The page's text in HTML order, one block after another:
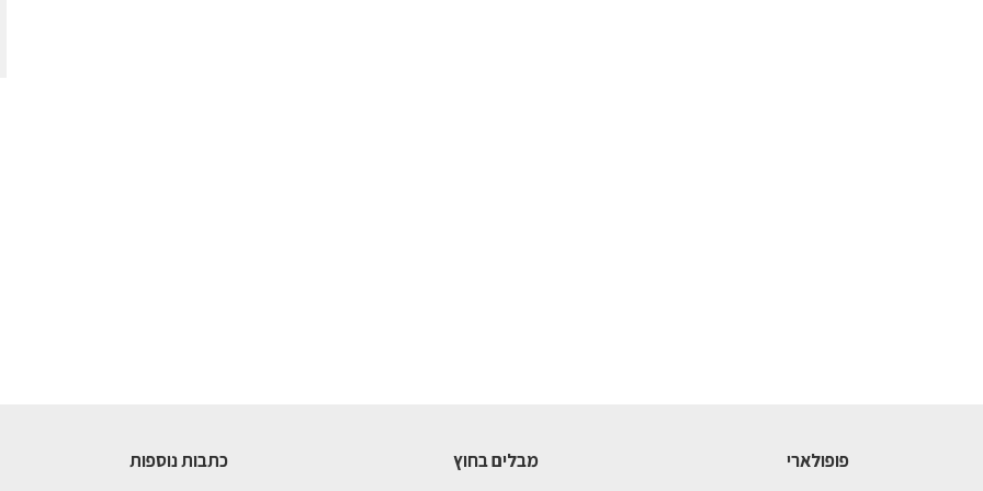
פופולארי מבלים בחוץ כתבות נוספות